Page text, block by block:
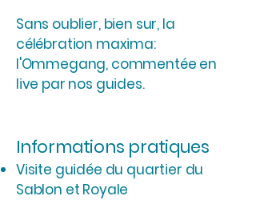
Sans oublier, bien sur, la
célébration maxima:
l'Ommegang, commentée en
live par nos guides.
Informations pratiques
Visite guidée du quartier du
Sablon et Royale